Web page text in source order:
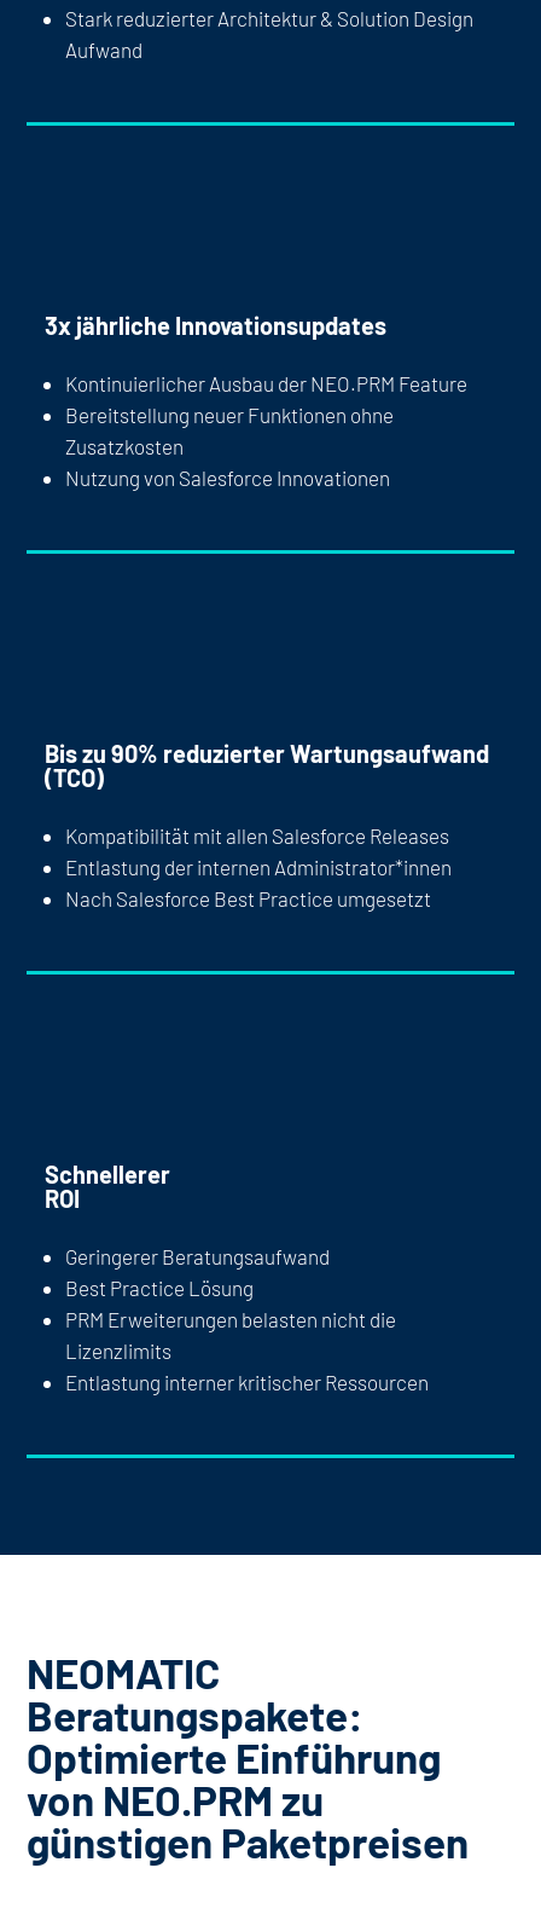
Stark reduzierter Architektur & Solution Design
Aufwand
3x jährliche Innovationsupdates
Kontinuierlicher Ausbau der NEO.PRM Feature
Bereitstellung neuer Funktionen ohne
Zusatzkosten
Nutzung von Salesforce Innovationen
Bis zu 90% reduzierter Wartungsaufwand
(TCO)
Kompatibilität mit allen Salesforce Releases
Entlastung der internen Administrator*innen
Nach Salesforce Best Practice umgesetzt
Schnellerer
ROI
Geringerer Beratungsaufwand
Best Practice Lösung
PRM Erweiterungen belasten nicht die
Lizenzlimits
Entlastung interner kritischer Ressourcen
NEOMATIC
Beratungspakete:
Optimierte Einführung
von NEO.PRM zu
günstigen Paketpreisen